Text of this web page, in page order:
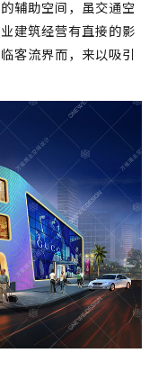
辅助空间，虽交通空
建筑经营有直接的影
客流界而，来以吸引